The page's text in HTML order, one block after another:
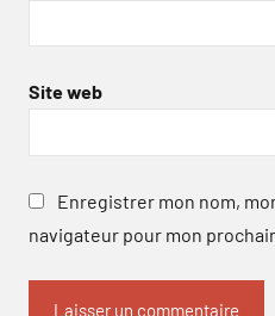
Site web
Enregistrer mon nom,
navigateur pour mon